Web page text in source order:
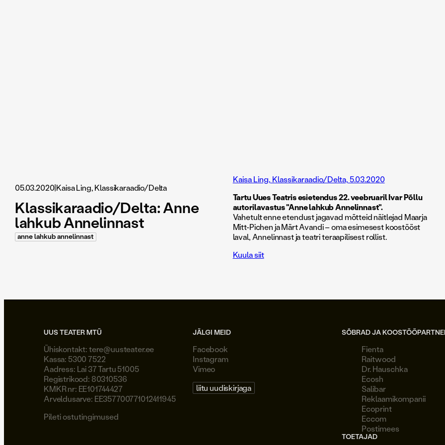
05.03.2020|Kaisa Ling, Klassikaraadio/Delta
Klassikaraadio/Delta: Anne
lahkub Annelinnast
anne lahkub annelinnast
Kaisa Ling, Klassikaraadio/Delta, 5.03.2020
Tartu Uues Teatris esietendus 22. veebruaril Ivar Põllu
autorilavastus "Anne lahkub Annelinnast".
Vahetult enne etendust jagavad mõtteid näitlejad Maarja
Mitt-Pichen ja Märt Avandi – oma esimesest koostööst
laval, Annelinnast ja teatri teraapilisest rollist.
Kuula siit
UUS TEATER MTÜ
Ühiskontakt:tere@uusteater.ee
Kassa: 5300 7522
Aadress: Lai 37 Tartu 51005
Registrikood: 80310536
KMKR nr: EE101744427
Arveldusarve: EE357700771012411945
Pileti ostutingimused
JÄLGI MEID
Facebook
Instagram
Vimeo
liitu uudiskirjaga
SÕBRAD JA
Fienta
Raitwood
Dr. Hauschka
Ecosh
Salibar
Reklaamikompanii
Ecoprint
Eccom
Postimees
TOETAJAD